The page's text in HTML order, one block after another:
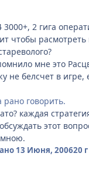
2 гига
чтобы расмотреть
мне это
не белсчет в игре,
рано говорить.
каждая
этот
13 Июня, 200620 г